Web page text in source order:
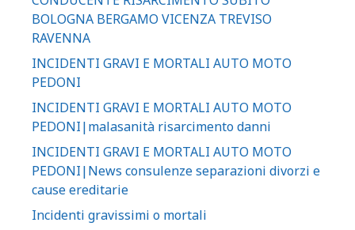
BOLOGNA BERGAMO VICENZA TREVISO
RAVENNA
INCIDENTI GRAVI E MORTALI AUTO MOTO
PEDONI
INCIDENTI GRAVI E MORTALI AUTO MOTO
PEDONI|malasanità risarcimento danni
INCIDENTI GRAVI E MORTALI AUTO MOTO
PEDONI|News consulenze separazioni divorzi e
cause ereditarie
Incidenti gravissimi o mortali